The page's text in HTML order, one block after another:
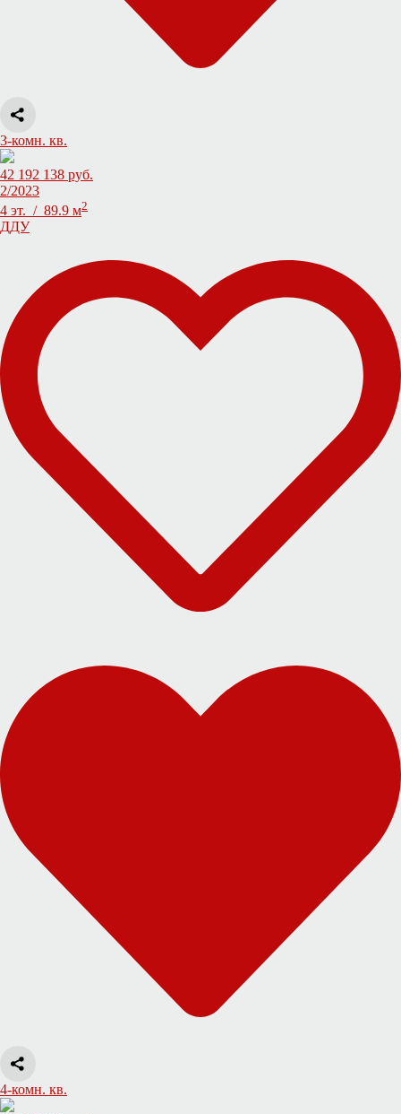
3-комн. кв.
42 192 138 руб.
2/2023
4 эт. / 89.9 м2
ДДУ
4-комн. кв.